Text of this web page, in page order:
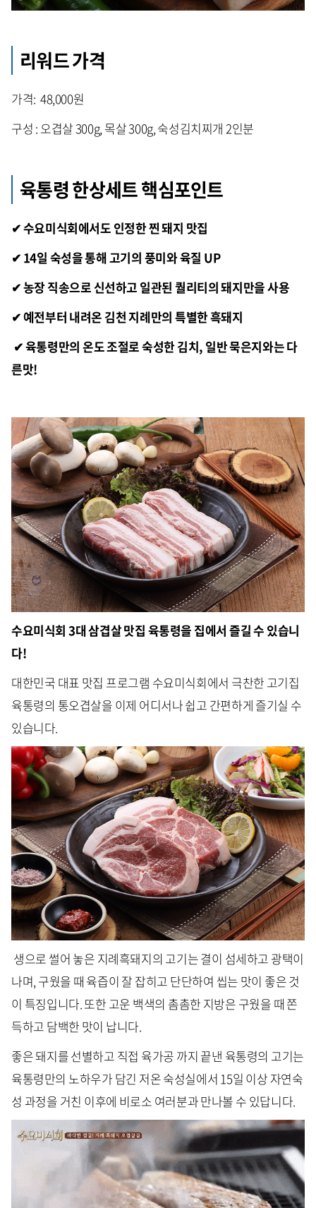
리워드 가격
가격: 48,000원
구성 : 오겹살 300g, 목살 300g, 숙성김치찌개 2인분
육통령 한상세트 핵심포인트
✔ 수요미식회에서도 인정한 찐 돼지 맛집
✔ 14일 숙성을 통해 고기의 풍미와 육질 UP
✔ 농장 직송으로 신선하고 일관된 퀄리티의 돼지만을 사용
✔ 예전부터 내려온 김천 지례만의 특별한 흑돼지
✔ 육통령만의 온도 조절로 숙성한 김치, 일반 묵은지와는 다
른맛!
수요미식회 3대 삼겹살 맛집 육통령을 집에서 즐길 수 있습니
다!
대한민국 대표 맛집 프로그램 수요미식회에서 극찬한 고기집
육통령의 통오겹살을 이제 어디서나 쉽고 간편하게 즐기실 수
있습니다.
생으로 썰어 놓은 지례흑돼지의 고기는 결이 섬세하고 광택이
나며, 구웠을 때 육즙이 잘 잡히고 단단하여 씹는 맛이 좋은 것
이 특징입니다. 또한 고운 백색의 촘촘한 지방은 구웠을 때 쫀
득하고 담백한 맛이 납니다.
좋은 돼지를 선별하고 직접 육가공 까지 끝낸 육통령의 고기는
육통령만의 노하우가 담긴 저온 숙성실에서 15일 이상 자연숙
성 과정을 거친 이후에 비로소 여러분과 만나볼 수 있답니다.